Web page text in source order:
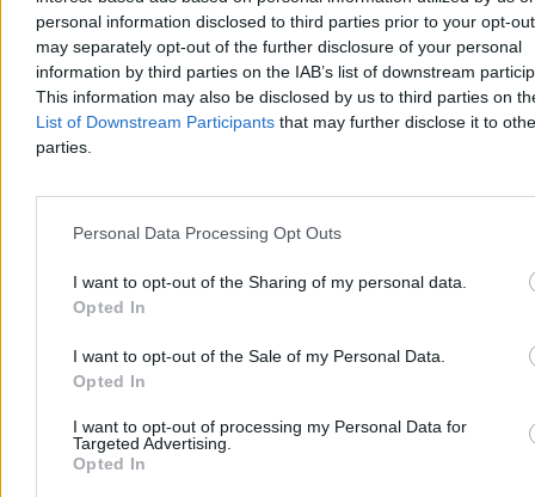
personal information disclosed to third parties prior to your opt-
may separately opt-out of the further disclosure of your personal
information by third parties on the IAB’s list of downstream
This information may also be disclosed by us to third parties on
List of Downstream Participants that may further disclose it to
parties.
Personal Data Processing Opt Outs
I want to opt-out of the Sharing of my personal data.
Opted In
I want to opt-out of the Sale of my Personal Data.
Opted In
I want to opt-out of processing my Personal Data for
Targeted Advertising.
Opted In
zdjęcia, dobrej z matematyki i chętnej „pomóc”…
Rozwód zamiast separacji
Dlaczego system niedomaga? Nowa matura przyniosła nową
jakość, bo doszło do separacji, jaką egzamin ten wziął ze szkołami.